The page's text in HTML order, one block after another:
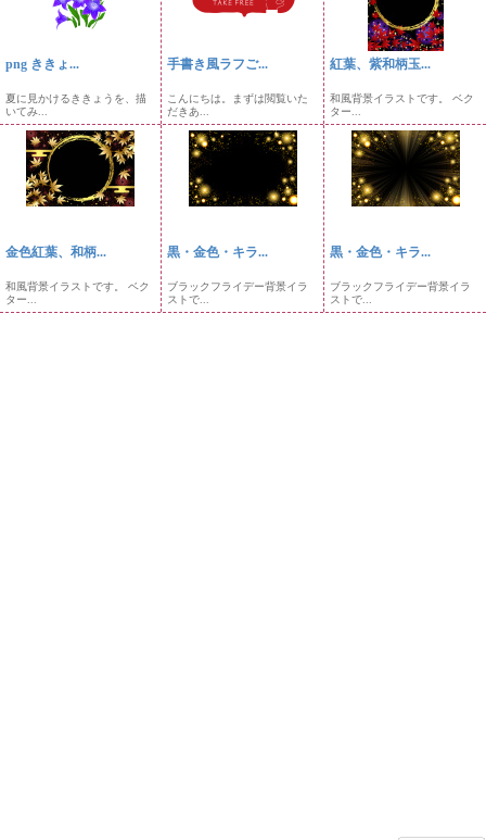
png ききょ...
夏に見かけるききょうを、描
いてみ...
手書き風ラフご...
こんにちは。まずは閲覧いた
だきあ...
紅葉、紫和柄玉...
和風背景イラストです。 ベク
ター...
金色紅葉、和柄...
和風背景イラストです。 ベク
ター...
黒・金色・キラ...
ブラックフライデー背景イラ
ストで...
黒・金色・キラ...
ブラックフライデー背景イラ
ストで...